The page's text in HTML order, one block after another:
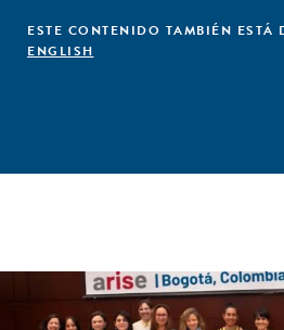
ESTE CONTENIDO TAMBIÉN ESTÁ
ENGLISH